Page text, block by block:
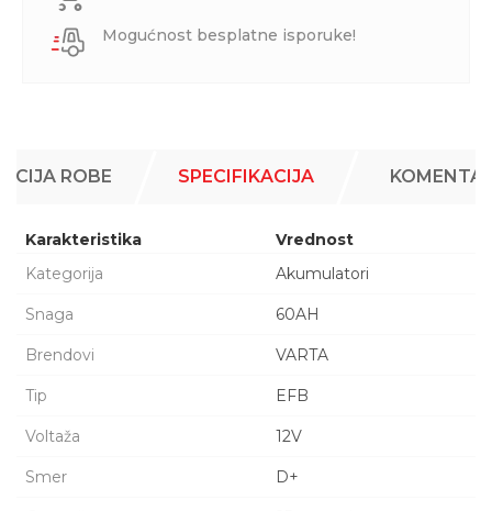
Mogućnost besplatne isporuke!
ROBE SPECIFIKACIJA
Karakteristika
Vrednost
Kategorija
Akumulatori
Snaga 60AH
Brendovi VARTA
Tip EFB
Voltaža 12V
Smer D+